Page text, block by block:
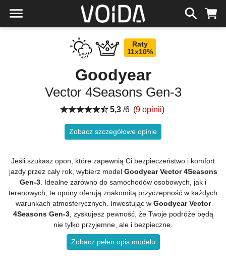
Raty
11x10%
Goodyear
Vector 4Seasons Gen-3
5,3 /6 (9 opinii)
Zobacz szczegółowe opinie
Jeśli szukasz opon, które zapewnią Ci bezpieczeństwo i komfort
jazdy przez cały rok, wybierz model Goodyear Vector 4Seasons
Gen-3 . Idealne zarówno do samochodów osobowych, jak i
terenowych, te opony oferują znakomitą przyczepność w każdych
warunkach atmosferycznych. Inwestując w Goodyear Vector
4Seasons Gen-3, zyskujesz pewność, że Twoje podróże będą
nie tylko przyjemne, ale i bezpieczne.
Zobacz pełen opis modelu